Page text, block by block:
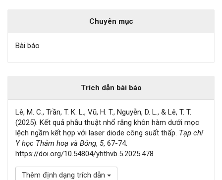
Chuyên mục
Bài báo
Trích dẫn bài báo
Lê, M. C., Trần, T. K. L., Vũ, H. T., Nguyễn, D. L., & Lê, T. T.
(2025). Kết quả phẫu thuật nhổ răng khôn hàm dưới mọc
lệch ngầm kết hợp với laser diode công suất thấp. Tạp chí
Y học Thảm hoạ và Bỏng, 5, 67-74.
https://doi.org/10.54804/yhthvb.5.2025.478
Thêm định dạng trích dẫn